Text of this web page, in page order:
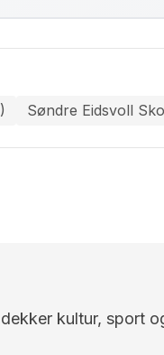
Søndre Eidsvoll
kultur, sport